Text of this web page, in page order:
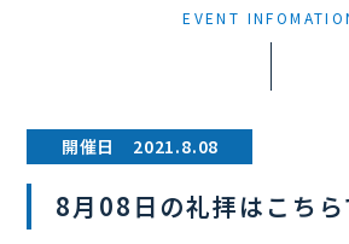
EVENT
開催日 2021.8.08
8月08日の礼拝はこちら